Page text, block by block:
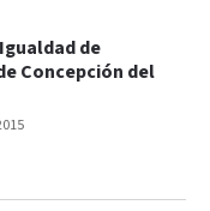
de
Concepción del